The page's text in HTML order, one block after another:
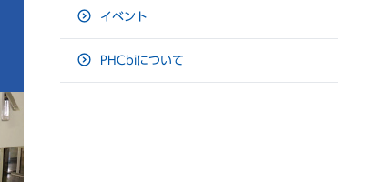
イベント
PHCbiについて